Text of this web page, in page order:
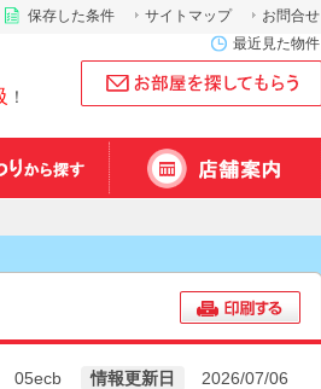
！
お問合せ
サイトマップ
保存した条件
最近見た物件
05ecb 情報更新日 2026/07/06